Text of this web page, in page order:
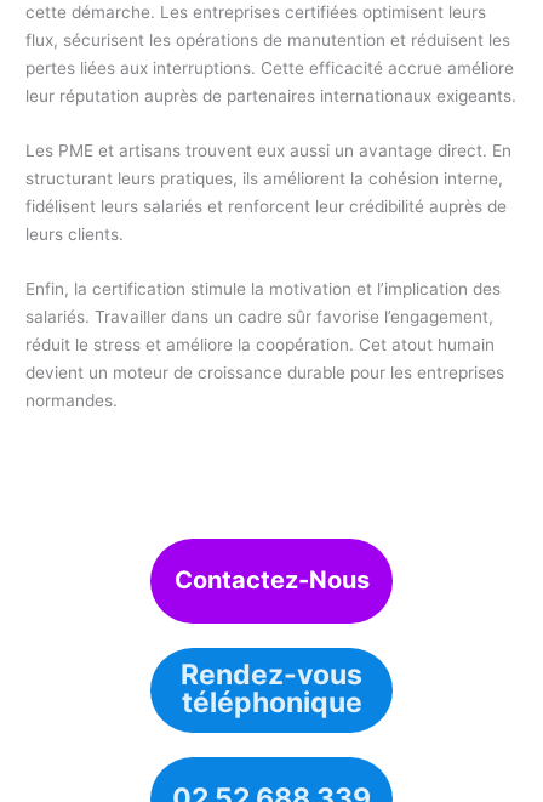
cette démarche. Les entreprises certifiées optimisent leurs
flux, sécurisent les opérations de manutention et réduisent les
pertes liées aux interruptions. Cette efficacité accrue améliore
leur réputation auprès de partenaires internationaux exigeants.
Les PME et artisans trouvent eux aussi un avantage direct. En
structurant leurs pratiques, ils améliorent la cohésion interne,
fidélisent leurs salariés et renforcent leur crédibilité auprès de
leurs clients.
Enfin, la certification stimule la motivation et l’implication des
salariés. Travailler dans un cadre sûr favorise l’engagement,
réduit le stress et améliore la coopération. Cet atout humain
devient un moteur de croissance durable pour les entreprises
normandes.
Contactez-Nous
Rendez-vous
téléphonique